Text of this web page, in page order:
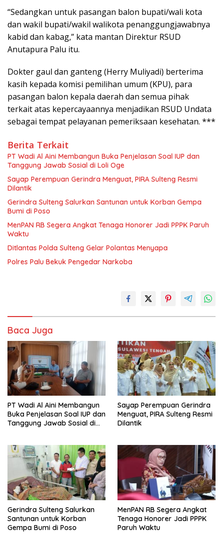
“Sedangkan untuk pasangan balon bupati/wali kota
dan wakil bupati/wakil walikota penanggungjawabnya
kabid dan kabag,” kata mantan Direktur RSUD
Anutapura Palu itu.
Dokter gaul dan ganteng (Herry Muliyadi) berterima
kasih kepada komisi pemilihan umum (KPU), para
pasangan balon kepala daerah dan semua pihak
terkait atas kepercayaannya menjadikan RSUD Undata
sebagai tempat pelayanan pemeriksaan kesehatan. ***
Berita Terkait
PT Wadi Al Aini Membangun Buka Penjelasan Soal IUP dan
Tanggung Jawab Sosial di Loli Oge
Sayap Perempuan Gerindra Menguat, PIRA Sulteng Resmi
Dilantik
Gerindra Sulteng Salurkan Santunan untuk Korban Gempa
Bumi di Poso
MenPAN RB Segera Angkat Tenaga Honorer Jadi PPPK Paruh
Waktu
Ditlantas Polda Sulteng Gelar Polantas Menyapa
Polres Palu Bekuk Pengedar Narkoba
Baca Juga
PT Wadi Al Aini Membangun
Buka Penjelasan Soal IUP dan
Tanggung Jawab Sosial di
Sayap Perempuan Gerindra
Menguat, PIRA Sulteng Resmi
Dilantik
Gerindra Sulteng Salurkan
Santunan untuk Korban
Gempa Bumi di Poso
MenPAN RB Segera Angkat
Tenaga Honorer Jadi PPPK
Paruh Waktu